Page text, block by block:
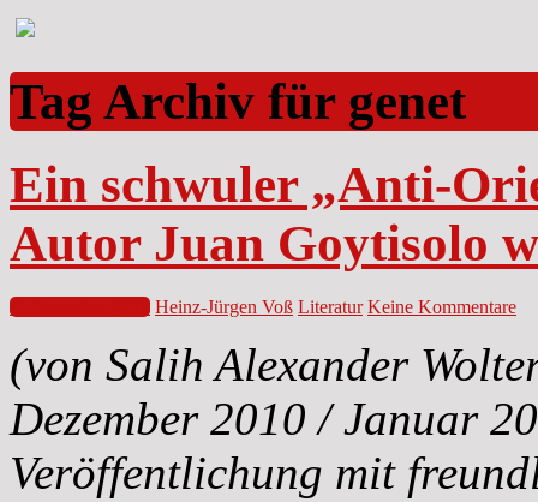
Tag Archiv für genet
Ein schwuler „Anti-
Autor Juan Goytisolo
4. Dezember 2010 Heinz-Jürgen Voß Literatur Keine Kommentare
(von Salih Alexander
Dezember 2010 / Januar
Veröffentlichung mit